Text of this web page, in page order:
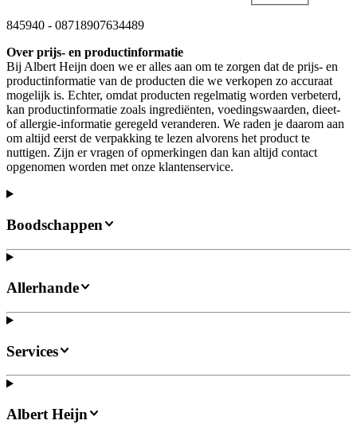
845940 - 08718907634489
Over prijs- en productinformatie
Bij Albert Heijn doen we er alles aan om te zorgen dat de prijs- en
productinformatie van de producten die we verkopen zo accuraat
mogelijk is. Echter, omdat producten regelmatig worden verbeterd,
kan productinformatie zoals ingrediënten, voedingswaarden, dieet-
of allergie-informatie geregeld veranderen. We raden je daarom aan
om altijd eerst de verpakking te lezen alvorens het product te
nuttigen. Zijn er vragen of opmerkingen dan kan altijd contact
opgenomen worden met onze klantenservice.
Boodschappen
Allerhande
Services
Albert Heijn